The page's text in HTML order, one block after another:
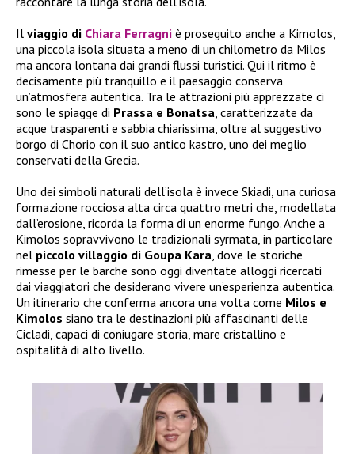
Il viaggio di Chiara Ferragni è proseguito anche a Kimolos,
una piccola isola situata a meno di un chilometro da Milos
ma ancora lontana dai grandi flussi turistici. Qui il ritmo è
decisamente più tranquillo e il paesaggio conserva
un’atmosfera autentica. Tra le attrazioni più apprezzate ci
sono le spiagge di Prassa e Bonatsa, caratterizzate da
acque trasparenti e sabbia chiarissima, oltre al suggestivo
borgo di Chorio con il suo antico kastro, uno dei meglio
conservati della Grecia.
Uno dei simboli naturali dell’isola è invece Skiadi, una curiosa
formazione rocciosa alta circa quattro metri che, modellata
dall’erosione, ricorda la forma di un enorme fungo. Anche a
Kimolos sopravvivono le tradizionali syrmata, in particolare
nel piccolo villaggio di Goupa Kara, dove le storiche
rimesse per le barche sono oggi diventate alloggi ricercati
dai viaggiatori che desiderano vivere un’esperienza autentica.
Un itinerario che conferma ancora una volta come Milos e
Kimolos siano tra le destinazioni più affascinanti delle
Cicladi, capaci di coniugare storia, mare cristallino e
ospitalità di alto livello.